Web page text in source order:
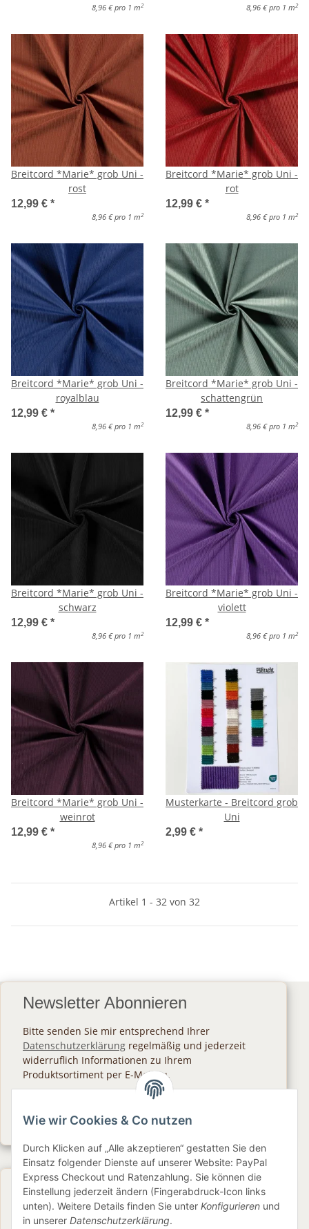
8,96 € pro 1 m 2 8,96 € pro 1 m 2
Breitcord *Marie* grob Uni -
rost
12,99 € *
8,96 € pro 1 m 2
Breitcord *Marie* grob Uni -
rot
12,99 € *
8,96 € pro 1 m 2
Breitcord *Marie* grob Uni -
royalblau
12,99 € *
8,96 € pro 1 m 2
Breitcord *Marie* grob Uni -
schattengrün
12,99 € *
8,96 € pro 1 m 2
Breitcord *Marie* grob Uni -
schwarz
12,99 € *
8,96 € pro 1 m 2
Breitcord *Marie* grob Uni -
violett
12,99 € *
8,96 € pro 1 m 2
Breitcord *Marie* grob Uni -
weinrot
12,99 € *
8,96 € pro 1 m 2
Musterkarte - Breitcord grob
Uni
2,99 € *
Artikel 1 - 32 von 32
Newsletter Abonnieren
Bitte senden Sie mir entsprechend Ihrer
Datenschutzerklärung regelmäßig und jederzeit
widerruflich Informationen zu Ihrem
Produktsortiment per E-Mail zu.
Newsletter Abonnieren
Gesetzliche Informationen
Informationen
Wie wir Cookies & Co nutzen
Durch Klicken auf „Alle akzeptieren“ gestatten Sie den
Einsatz folgender Dienste auf unserer Website: PayPal
Express Checkout und Ratenzahlung. Sie können die
Einstellung jederzeit ändern (Fingerabdruck-Icon links
unten). Weitere Details finden Sie unter Konfigurieren und
in unserer Datenschutzerklärung.